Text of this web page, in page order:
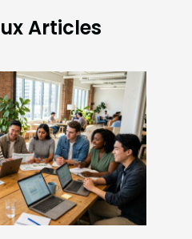
Articles